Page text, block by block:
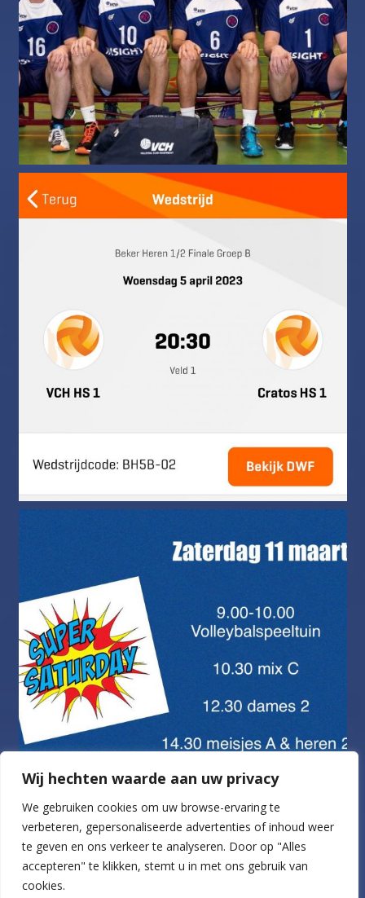
Wij hechten waarde aan uw privacy
We gebruiken cookies om uw browse-ervaring te
verbeteren, gepersonaliseerde advertenties of inhoud weer
te geven en ons verkeer te analyseren. Door op "Alles
accepteren" te klikken, stemt u in met ons gebruik van
cookies.
Volg op Instagram